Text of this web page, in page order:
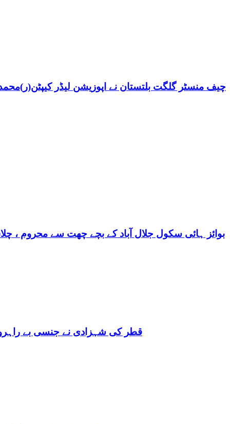
چیف منسٹر گلگت بلتستان نے اپوزیشن لیڈر
بوائز ہائی سکول جلال آباد کے بچے چھت سے محروم ،
قطر کی شہزادی نے جنسی بے راہروی میں مغرب کو